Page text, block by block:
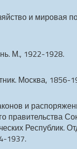
и мировая
М., 1922-1928.
Москва, 1856-
и
правительства
Республик.
1937.